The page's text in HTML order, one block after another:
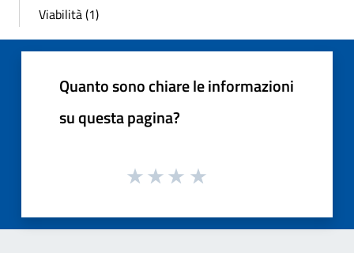
Viabilità (1)
Quanto sono chiare le informazioni
su questa pagina?